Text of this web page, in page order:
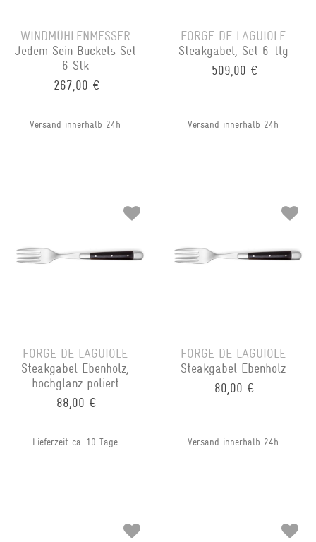
WINDMÜHLENMESSER
Jedem Sein Buckels Set
6 Stk
267,00 €
Versand innerhalb 24h
FORGE DE LAGUIOLE
Steakgabel, Set 6-tlg
509,00 €
Versand innerhalb 24h
FORGE DE LAGUIOLE
Steakgabel Ebenholz,
hochglanz poliert
88,00 €
Lieferzeit ca. 10 Tage
FORGE DE LAGUIOLE
Steakgabel Ebenholz
80,00 €
Versand innerhalb 24h